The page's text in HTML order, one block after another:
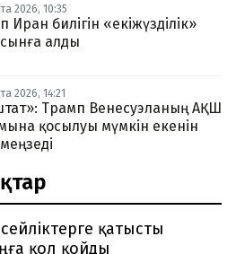
2026, 10:35
Иран билігін «екіжүзділік»
алды
2026, 14:21
Трамп Венесуэланың АҚШ
қосылуы мүмкін екенін
қатысты
қол қойды